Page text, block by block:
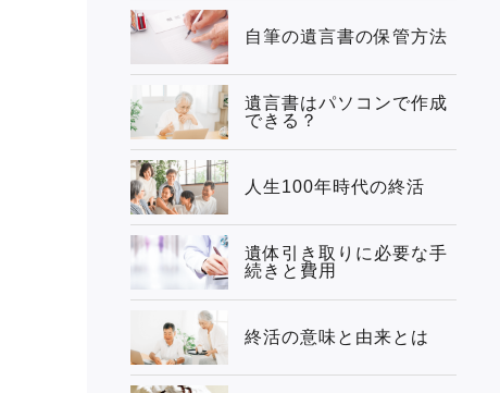
自筆の遺言書の保管方法
遺言書はパソコンで作成
できる？
人生100年時代の終活
遺体引き取りに必要な手
続きと費用
終活の意味と由来とは